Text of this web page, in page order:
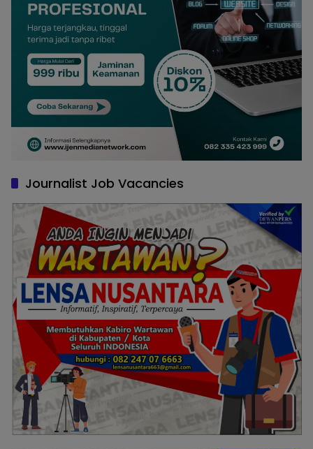
Journalist Job Vacancies